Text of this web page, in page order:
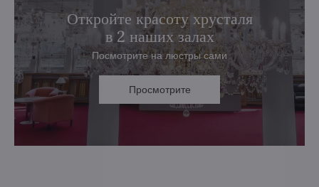
Откройте красоту хрусталя
в 2 наших залах
Посмотрите на люстры сами
Просмотрите